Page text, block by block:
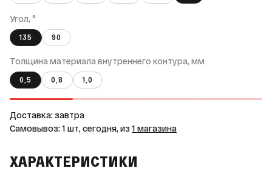
Угол, °
135 90
Толщина материала внутреннего контура, мм
0,5 0,8 1,0
Доставка: завтра
Самовывоз: 1 шт, сегодня, из 1 магазина
ХАРАКТЕРИСТИКИ